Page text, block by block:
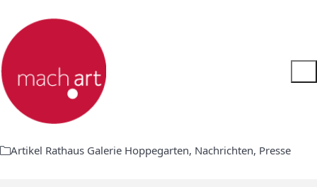
Artikel Rathaus Galerie Hoppegarten, Nachrichten, Presse